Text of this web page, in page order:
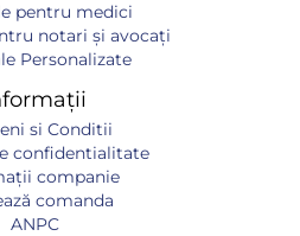
pentru medici
notari și avocați
Personalizate
si Conditii
confidentialitate
companie
comanda
ANPC